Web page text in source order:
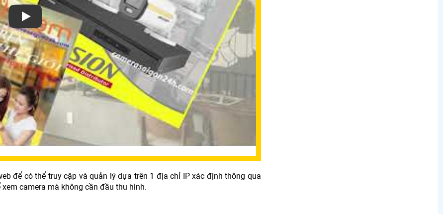
Xem video Lắp Đặt Camera Ip
để có thể truy cập và quản lý dựa trên 1 địa chỉ IP xác định thông qua
camera mà không cần đầu thu hình.